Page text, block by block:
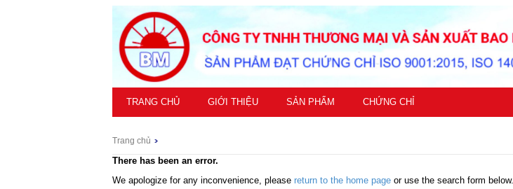
TRANG CHỦ GIỚI THIỆU SẢN PHẨM CHỨNG CHỈ
Trang chủ
There has been an error.
We apologize for any inconvenience, please return to the home page or use the search form below.